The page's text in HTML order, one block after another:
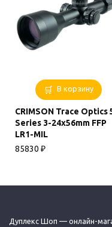
В корзину
CRIMSON Trace Optics
Series 3-24x56mm FFP
LR1-MIL
85830 ₽
Дуплекс Шоп — онлайн-